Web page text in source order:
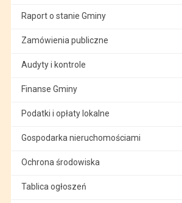
Raport o stanie Gminy
Zamówienia publiczne
Audyty i kontrole
Finanse Gminy
Podatki i opłaty lokalne
Gospodarka nieruchomościami
Ochrona środowiska
Tablica ogłoszeń